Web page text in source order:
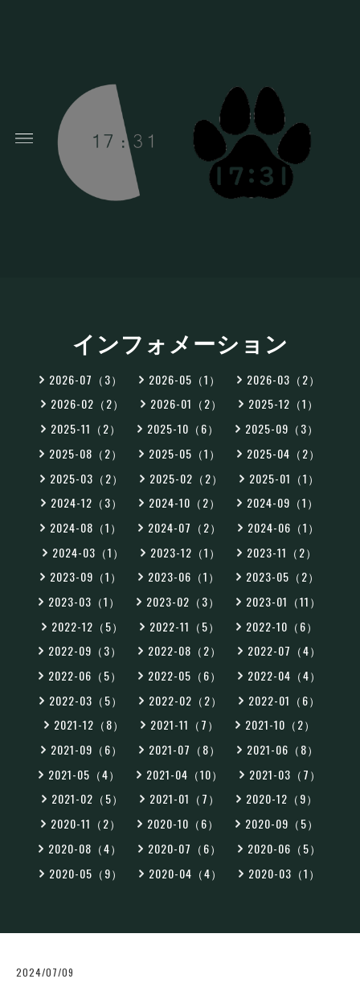
インフォメーション
2026-07（3） 2026-05（1）
2026-03（2）
2026-02（2）
2026-01（2）
2025-12（1）
2025-11（2）
2025-10（6）
2025-09（3）
2025-08（2）
2025-05（1）
2025-04（2）
2025-03（2）
2025-02（2）
2025-01（1）
2024-12（3）
2024-10（2）
2024-09（1）
2024-08（1）
2024-07（2）
2024-06（1）
2024-03（1）
2023-12（1）
2023-11（2）
2023-09（1）
2023-06（1）
2023-05（2）
2023-03（1）
2023-02（3）
2023-01（11）
2022-12（5）
2022-11（5）
2022-10（6）
2022-09（3）
2022-08（2）
2022-07（4）
2022-06（5）
2022-05（6）
2022-04（4）
2022-03（5）
2022-02（2）
2022-01（6）
2021-12（8）
2021-11（7）
2021-10（2）
2021-09（6）
2021-07（8）
2021-06（8）
2021-05（4）
2021-04（10）
2021-03（7）
2021-02（5）
2021-01（7）
2020-12（9）
2020-11（2）
2020-10（6）
2020-09（5）
2020-08（4）
2020-07（6）
2020-06（5）
2020-05（9）
2020-04（4） 2020-03（1）
2024/07/09